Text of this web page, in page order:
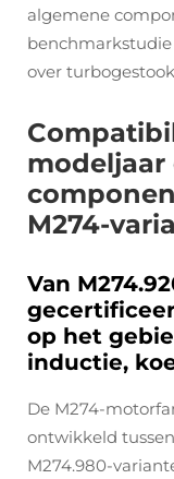
algemene
over
modeljaar
M274-
Van
op het
inductie,
De M274-
ontwikkeld
M274.980-